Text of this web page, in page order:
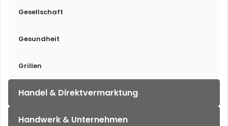
Gesellschaft
Gesundheit
Grillen
Handel & Direktvermarktung
Handwerk & Unternehmen